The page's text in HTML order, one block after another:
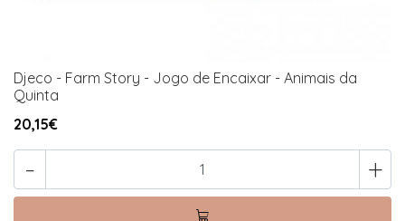
Djeco - Farm Story - Jogo de Encaixar - Animais da
Quinta
20,15€
- +